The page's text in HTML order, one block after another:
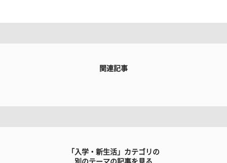
関連記事
「入学・新生活」カテゴリの
別のテーマの記事を見る